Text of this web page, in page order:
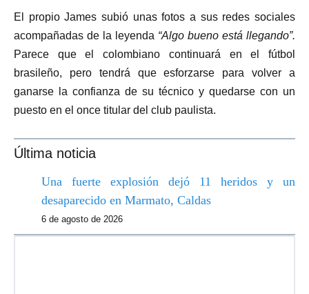
El propio James subió unas fotos a sus redes sociales
acompañadas de la leyenda “Algo bueno está llegando”.
Parece que el colombiano continuará en el fútbol
brasileño, pero tendrá que esforzarse para volver a
ganarse la confianza de su técnico y quedarse con un
puesto en el once titular del club paulista.
Última noticia
Una fuerte explosión dejó 11 heridos y un
desaparecido en Marmato, Caldas
6 de agosto de 2026